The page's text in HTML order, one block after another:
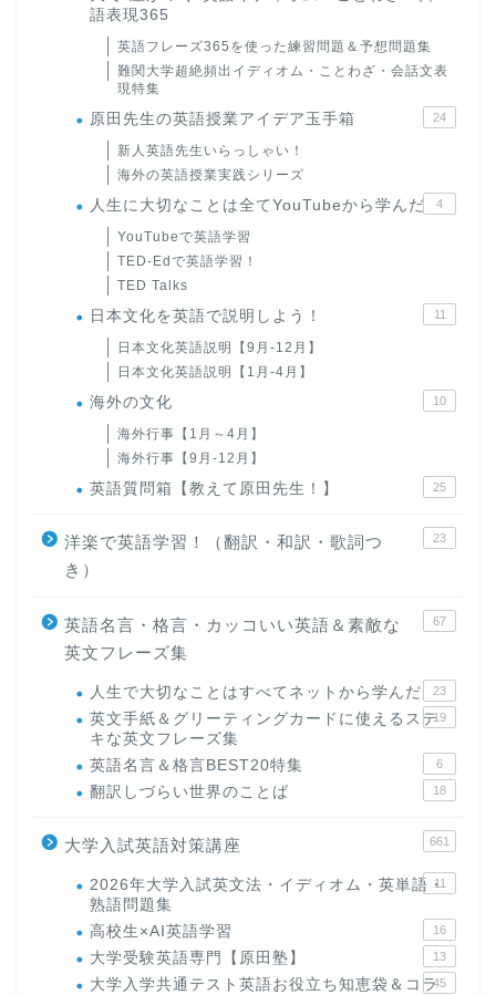
語表現365
英語フレーズ365を使った練習問題＆予想問題集
難関大学超絶頻出イディオム・ことわざ・会話文表
現特集
原田先生の英語授業アイデア玉手箱 24
新人英語先生いらっしゃい！
海外の英語授業実践シリーズ
人生に大切なことは全てYouTubeから学んだ 4
YouTubeで英語学習
TED-Edで英語学習！
TED Talks
日本文化を英語で説明しよう！ 11
日本文化英語説明【9月-12月】
日本文化英語説明【1月-4月】
海外の文化 10
海外行事【1月～4月】
海外行事【9月-12月】
英語質問箱【教えて原田先生！】 25
洋楽で英語学習！（翻訳・和訳・歌詞つ
き）
23
英語名言・格言・カッコいい英語＆素敵な
英文フレーズ集
67
人生で大切なことはすべてネットから学んだ 23
英文手紙＆グリーティングカードに使えるステ
キな英文フレーズ集
19
英語名言＆格言BEST20特集 6
翻訳しづらい世界のことば 18
大学入試英語対策講座 661
2026年大学入試英文法・イディオム・英単語・
熟語問題集
11
高校生×AI英語学習 16
大学受験英語専門【原田塾】 13
大学入学共通テスト英語お役立ち知恵袋＆コラ45